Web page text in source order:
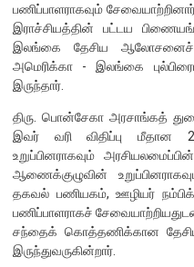
நாணயக் கொள்கை
நிதியியல் முறைமை
பணிப்பாளராகவும்
இராச்சியத்தின் பட்டய
இலங்கை தேசிய ஆலோசனைச்
அமெரிக்கா - இலங்கை
இருந்தார்.
திரு. பொன்சேகா அரசாங்கத்
இவர் வரி விதிப்பு மீதான
உறுப்பினராகவும்
ஆணைக்குழுவின்
தகவல் பணியகம், ஊழியர்
பணிப்பாளராகச்
சந்தைக் கொத்தணிக்கான
இருந்துவருகின்றார்.